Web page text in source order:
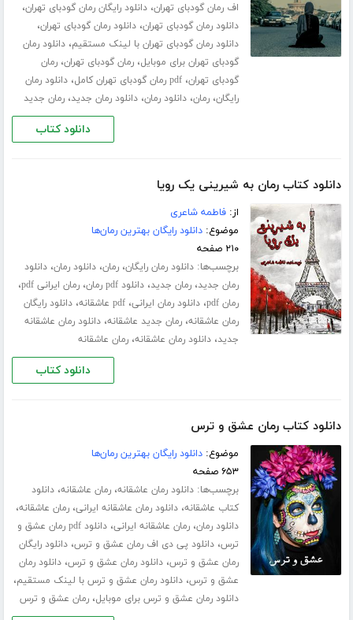
اف رمان گودبای تهران،دانلود رایگان رمان گودبای تهران،
دانلود رمان گودبای تهران،دانلود رمان گودبای تهران،
دانلود رمان گودبای تهران با لینک مستقیم،دانلود رمان
گودبای تهران برای موبایل،رمان گودبای تهران،رمان
گودبای تهران،pdf رمان گودبای تهران کامل ،دانلود رمان
رایگان،رمان،دانلود رمان،دانلود رمان جدید،رمان جدید
دانلود کتاب
دانلود کتاب رمان به شیرینی یک رویا
از:فاطمه شاعری
موضوع:دانلود رایگان بهترین رمان‌ها
۲۱۰ صفحه
برچسب‌ها:دانلود رمان رایگان،رمان،دانلود رمان،دانلود
رمان جدید،رمان جدید،دانلود pdf رمان ،رمان ایرانی pdf ،
رمان pdf ،دانلود رمان ایرانی،pdf عاشقانه ،دانلود رایگان
رمان عاشقانه،رمان جدید عاشقانه،دانلود رمان عاشقانه
جدید،دانلود رمان عاشقانه،رمان عاشقانه
دانلود کتاب
دانلود کتاب رمان عشق و ترس
موضوع:دانلود رایگان بهترین رمان‌ها
۶۵۳ صفحه
برچسب‌ها:دانلود رمان عاشقانه،رمان عاشقانه،دانلود
کتاب عاشقانه،دانلود رمان عاشقانه ایرانی،رمان عاشقانه،
دانلود رمان،رمان عاشقانه ایرانی،
دانلود pdf رمان عشق و
ترس،دانلود پی دی اف رمان عشق و ترس،دانلود رایگان
رمان عشق و ترس،دانلود رمان عشق و ترس،دانلود رمان
عشق و ترس،دانلود رمان عشق و ترس با لینک مستقیم،
دانلود رمان عشق و ترس برای موبایل،رمان عشق و ترس